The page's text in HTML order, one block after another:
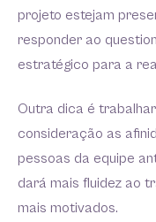
projeto estejam
responder ao
estratégico para a
Outra dica é
consideração as
pessoas da equipe
dará mais fluidez ao
mais motivados.